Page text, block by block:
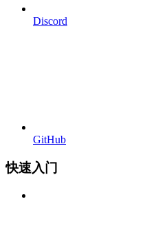
Discord
GitHub
快速入门